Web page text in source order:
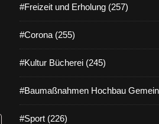
#Freizeit und Erholung (257)
#Corona (255)
#Kultur Bücherei (245)
#Baumaßnahmen Hochbau
#Sport (226)